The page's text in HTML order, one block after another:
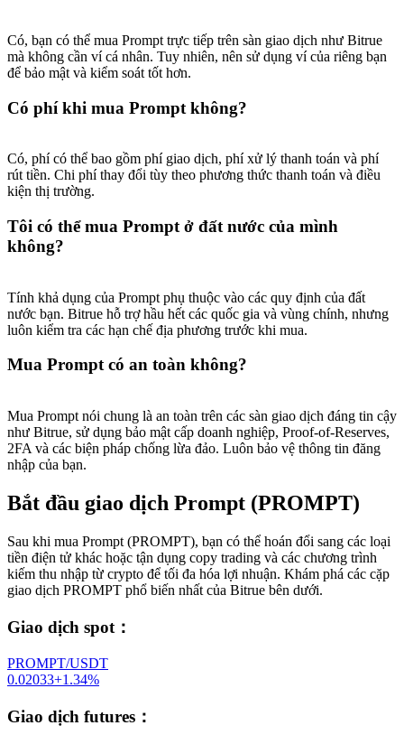
Có, bạn có thể mua Prompt trực tiếp trên sàn giao dịch như Bitrue
mà không cần ví cá nhân. Tuy nhiên, nên sử dụng ví của riêng bạn
để bảo mật và kiểm soát tốt hơn.
Có phí khi mua Prompt không?
Có, phí có thể bao gồm phí giao dịch, phí xử lý thanh toán và phí
rút tiền. Chi phí thay đổi tùy theo phương thức thanh toán và điều
kiện thị trường.
Tôi có thể mua Prompt ở đất nước của mình
không?
Tính khả dụng của Prompt phụ thuộc vào các quy định của đất
nước bạn. Bitrue hỗ trợ hầu hết các quốc gia và vùng chính, nhưng
luôn kiểm tra các hạn chế địa phương trước khi mua.
Mua Prompt có an toàn không?
Mua Prompt nói chung là an toàn trên các sàn giao dịch đáng tin cậy
như Bitrue, sử dụng bảo mật cấp doanh nghiệp, Proof-of-Reserves,
2FA và các biện pháp chống lừa đảo. Luôn bảo vệ thông tin đăng
nhập của bạn.
Bắt đầu giao dịch Prompt (PROMPT)
Sau khi mua Prompt (PROMPT), bạn có thể hoán đổi sang các loại
tiền điện tử khác hoặc tận dụng copy trading và các chương trình
kiếm thu nhập từ crypto để tối đa hóa lợi nhuận. Khám phá các cặp
giao dịch PROMPT phổ biến nhất của Bitrue bên dưới.
Giao dịch spot ：
PROMPT/USDT
0.02033+1.34%
Giao dịch futures ：